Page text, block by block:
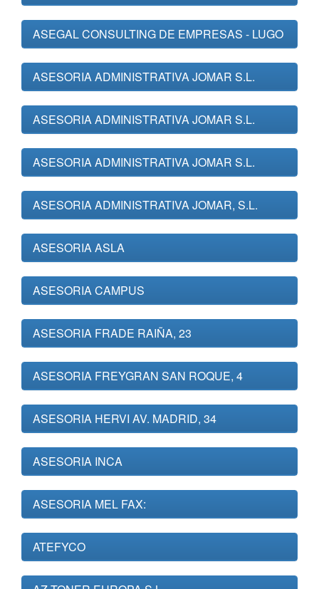
ASEGAL CONSULTING DE EMPRESAS - LUGO
ASESORIA ADMINISTRATIVA JOMAR S.L.
ASESORIA ADMINISTRATIVA JOMAR S.L.
ASESORIA ADMINISTRATIVA JOMAR S.L.
ASESORIA ADMINISTRATIVA JOMAR, S.L.
ASESORIA ASLA
ASESORIA CAMPUS
ASESORIA FRADE RAIÑA, 23
ASESORIA FREYGRAN SAN ROQUE, 4
ASESORIA HERVI AV. MADRID, 34
ASESORIA INCA
ASESORIA MEL FAX:
ATEFYCO